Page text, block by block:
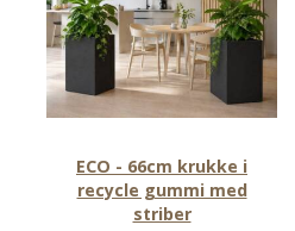
ECO - 66cm krukke i
recycle gummi med
striber